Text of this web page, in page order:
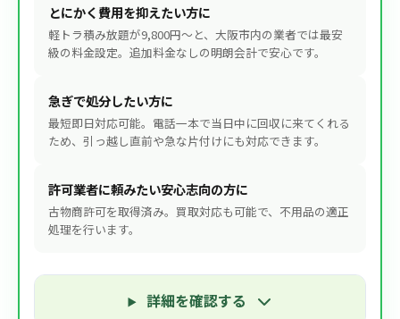
とにかく費用を抑えたい方に
軽トラ積み放題が9,800円〜と、大阪市内の業者では最安
級の料金設定。追加料金なしの明朗会計で安心です。
急ぎで処分したい方に
最短即日対応可能。電話一本で当日中に回収に来てくれる
ため、引っ越し直前や急な片付けにも対応できます。
許可業者に頼みたい安心志向の方に
古物商許可を取得済み。買取対応も可能で、不用品の適正
処理を行います。
詳細を確認する